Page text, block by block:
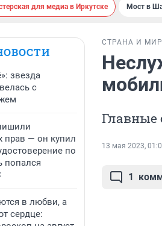
для медиа в Иркутске Мост в
звезда
с
прав — он купил
по
попался
в любви, а
сердце:
СТРАНА И МИР
Главные
13 мая 2023,
1